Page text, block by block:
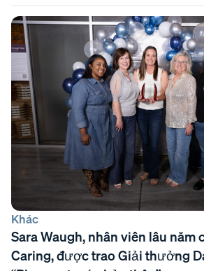
Khác
Sara Waugh, nhân viên lâu năm
Caring, được trao Giải thưởng